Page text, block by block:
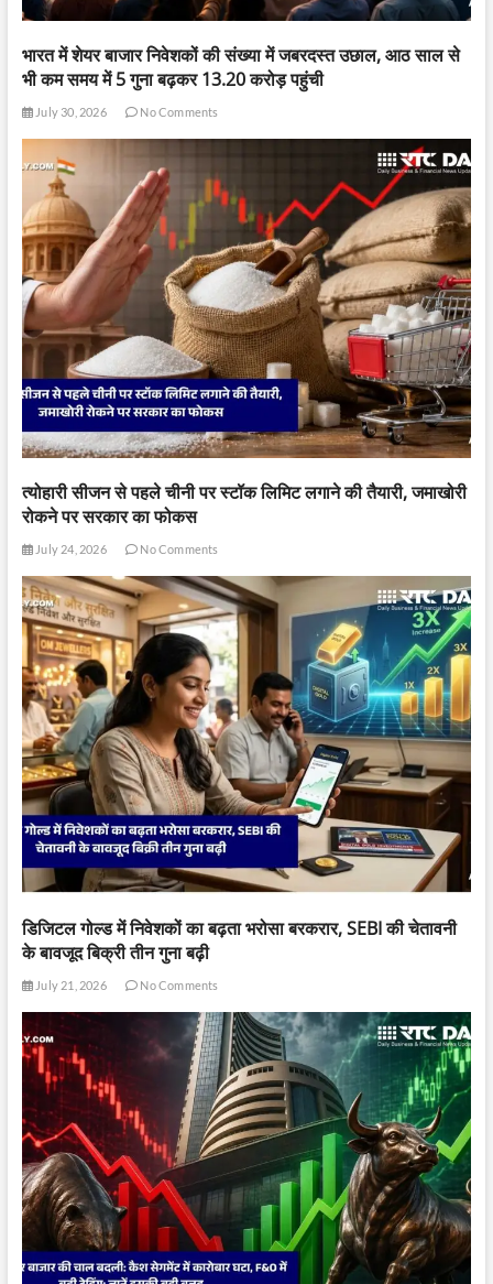
भारत में शेयर बाजार निवेशकों की संख्या में जबरदस्त उछाल, आठ साल से
भी कम समय में 5 गुना बढ़कर 13.20 करोड़ पहुंची
July 30, 2026 No Comments
त्योहारी सीजन से पहले चीनी पर स्टॉक लिमिट लगाने की तैयारी, जमाखोरी
रोकने पर सरकार का फोकस
July 24, 2026 No Comments
डिजिटल गोल्ड में निवेशकों का बढ़ता भरोसा बरकरार, SEBI की चेतावनी
के बावजूद बिक्री तीन गुना बढ़ी
July 21, 2026 No Comments